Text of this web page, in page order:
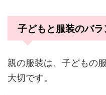
子どもと服装のバ
親の服装は、子どもの
大切です。